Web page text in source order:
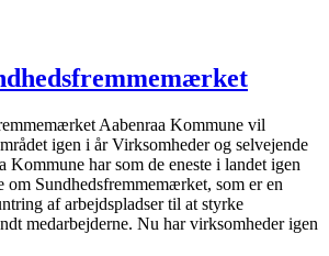
Aabenraa Kommune vil
igen i år Virksomheder og selvejende
Kommune har som de eneste i landet igen
om Sundhedsfremmemærket, som er en
af arbejdspladser til at styrke
medarbejderne. Nu har virksomheder igen